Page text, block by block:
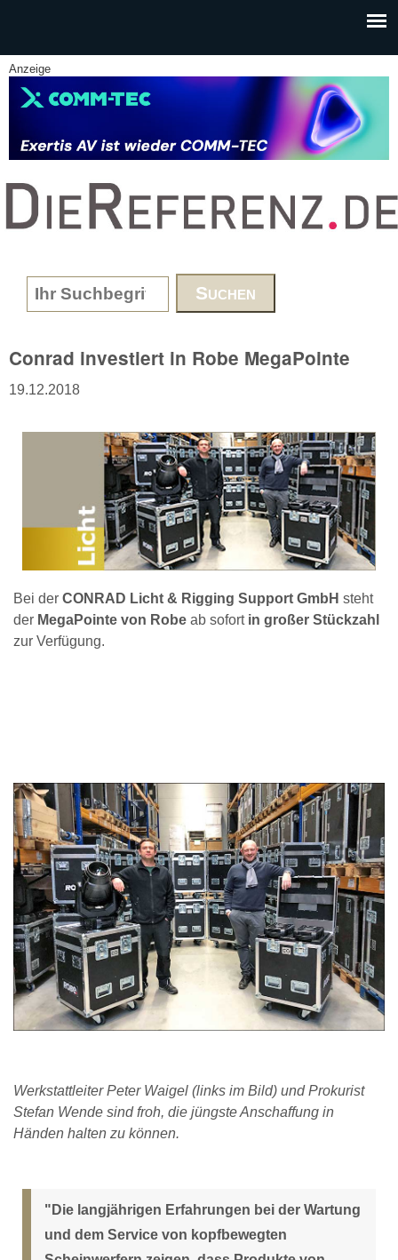
Anzeige
www.DieReferenz.de
Search form
Conrad investiert in Robe MegaPointe
19.12.2018
Bei der CONRAD Licht & Rigging Support GmbH steht
der MegaPointe von Robe ab sofortin großer Stückzahl
zur Verfügung.
Werkstattleiter Peter Waigel (links im Bild) und Prokurist
Stefan Wende sind froh, die jüngste Anschaffung in
Händen halten zu können.
"Die langjährigen Erfahrungen bei der Wartung
und dem Service von kopfbewegten